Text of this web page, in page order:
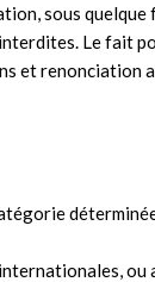
sous quelque
Le fait
et renonciation
ou